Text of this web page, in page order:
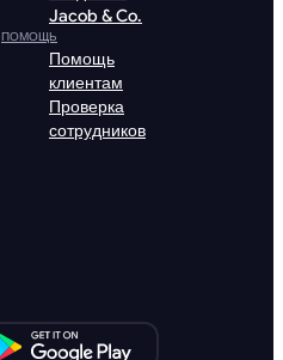
Jacob & Co.
ПОМОЩЬ
Помощь
клиентам
Проверка
сотрудников